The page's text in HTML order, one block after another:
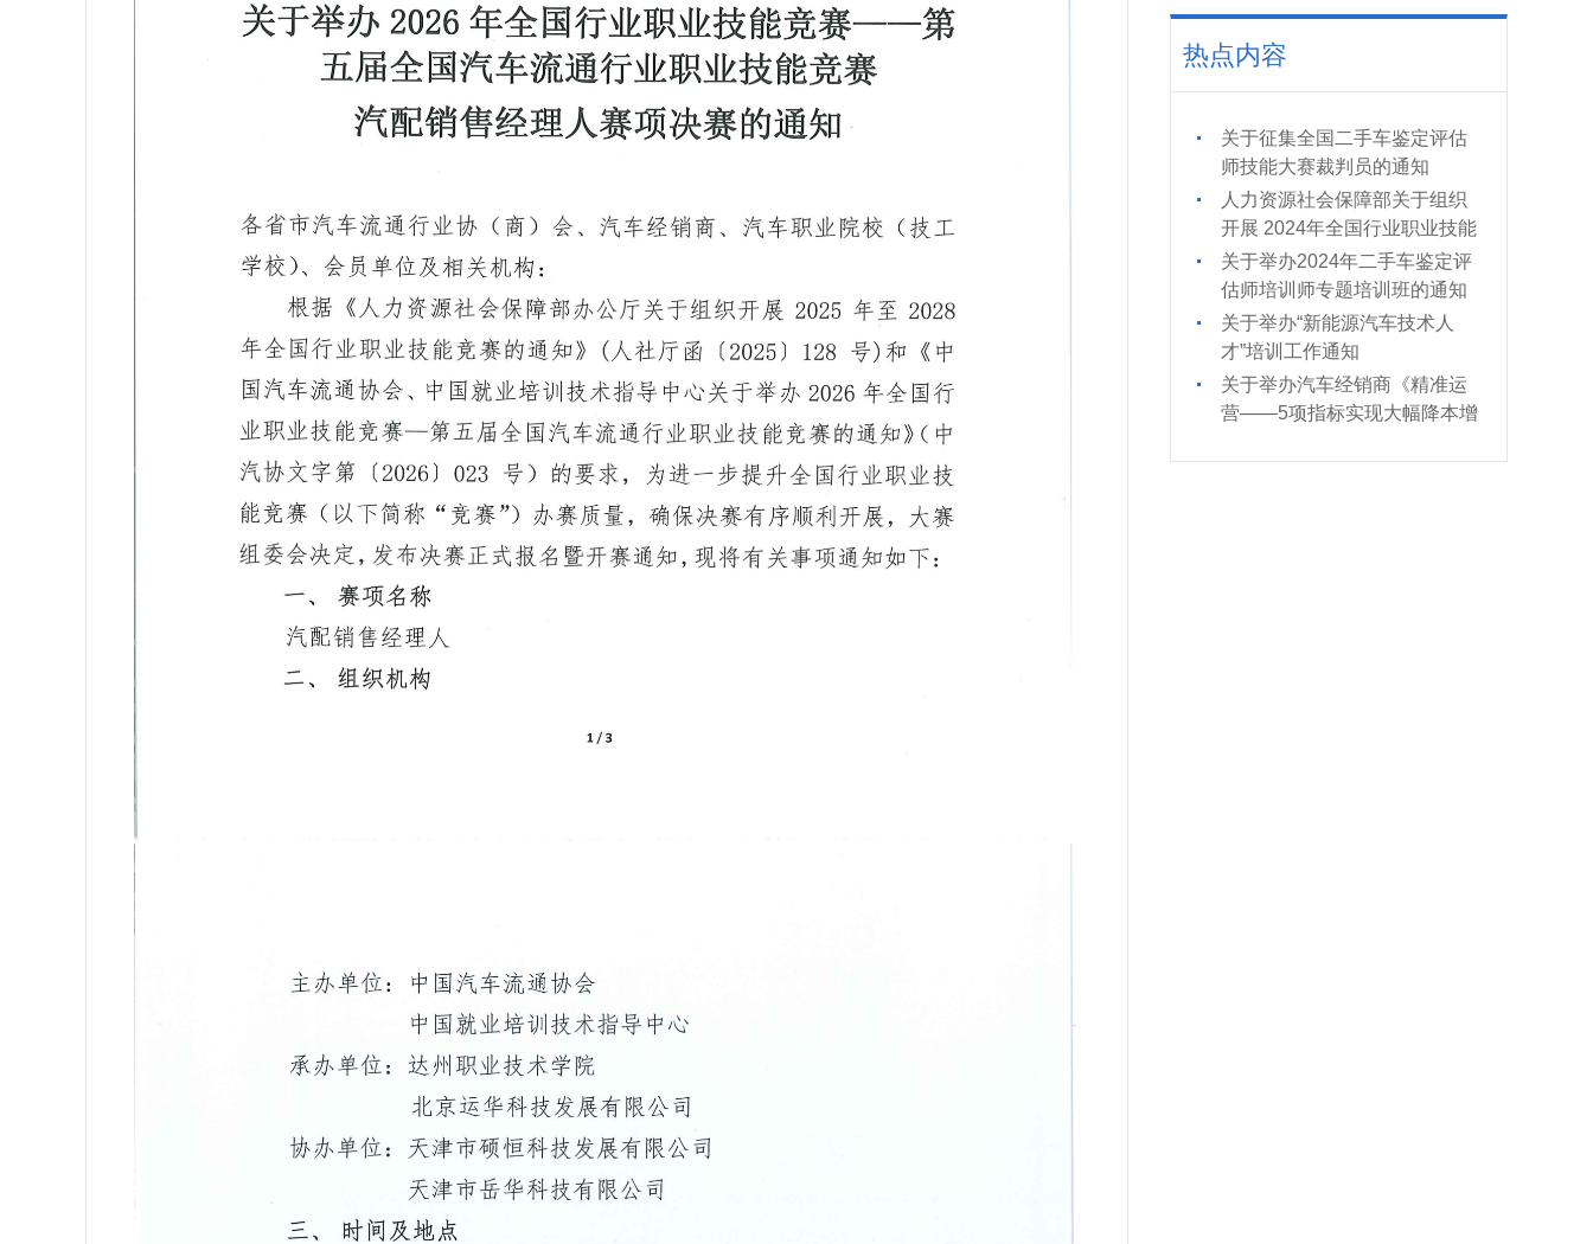
热点内容
关于征集全国二手车鉴定评估
师技能大赛裁判员的通知
人力资源社会保障部关于组织
开展 2024年全国行业职业技能
竞赛的通知
关于举办2024年二手车鉴定评
估师培训师专题培训班的通知
关于举办“新能源汽车技术人
才”培训工作通知
关于举办汽车经销商《精准运
营——5项指标实现大幅降本增